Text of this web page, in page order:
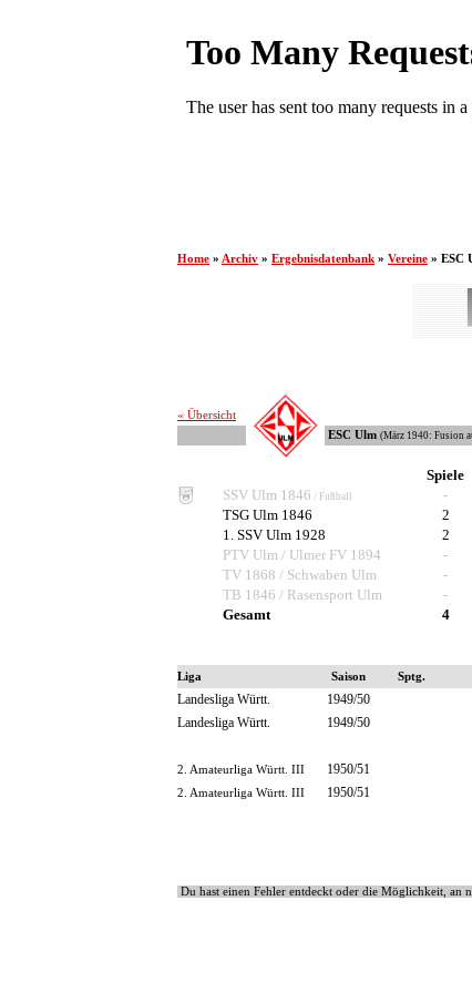
Home » Archiv » Ergebnisdatenbank » Vereine » ESC
« Übersicht
ESC Ulm (März 1940: Fusion
Spiele
SSV Ulm 1846 / Fußball -
TSG Ulm 1846
2
1. SSV Ulm 1928
2
PTV Ulm / Ulmer FV 1894
-
TV 1868 / Schwaben Ulm
-
TB 1846 / Rasensport Ulm
-
Gesamt
4
Liga Saison Sptg.
Landesliga Württ. 1949/50
Landesliga Württ. 1949/50
2. Amateurliga Württ. III 1950/51
2. Amateurliga Württ. III
1950/51
Du hast einen Fehler entdeckt oder die Möglichkeit, an